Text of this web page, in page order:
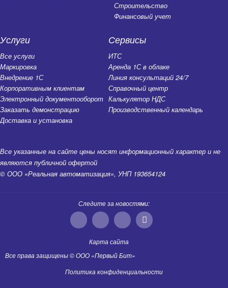
Строительство
Финансовый учет
Услуги
Все услуги
Маркировка
Внедрение 1С
Корпоративным клиентам
Электронный документооборот
Заказать демонстрацию
Доставка и установка
Сервисы
ИТС
Аренда 1С в облаке
Линия консультаций 24/7
Справочный центр
Калькулятор НДС
Производственный календарь
Все указанные на сайте цены носят информационный характер и не
являются публичной офертой
© ООО «Реальная автоматизация», УНП 193654124
Следите за новостями:
Карта сайта
Все права защищены © ООО «Первый Бит»
Политика конфиденциальности